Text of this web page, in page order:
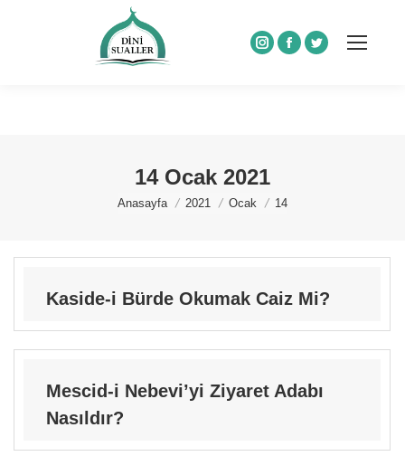
Instagram
Facebook
Twitter
14 Ocak 2021
You are here:
Anasayfa 2021 Ocak 14
Kaside-i Bürde Okumak Caiz Mi?
Mescid-i Nebevi’yi Ziyaret Adabı
Nasıldır?